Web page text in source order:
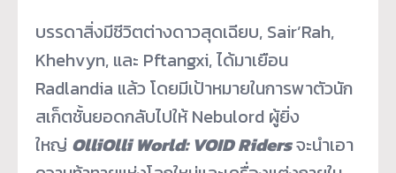
บรรดาสิ่งมีชีวิตต่างดาวสุดเฉียบ, Sair’Rah,
Khehvyn, และ Pftangxi, ได้มาเยือน
Radlandia แล้ว โดยมีเป้าหมายในการพาตัวนัก
สเก็ตชั้นยอดกลับไปให้ Nebulord ผู้ยิ่ง
ใหญ่ OlliOlli World: VOID Ridersจะนำเอา